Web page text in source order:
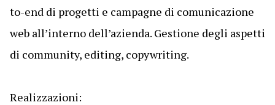
to-end di progetti e campagne di comunicazione
web all’interno dell’azienda. Gestione degli aspetti
di community, editing, copywriting.
Realizzazioni: